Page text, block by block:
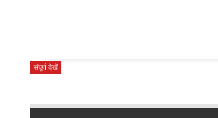
संपूर्ण देखें